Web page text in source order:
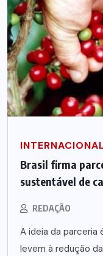
INTERNACIONAL
Brasil firma
sustentável de
REDAÇÃO
A ideia da parceria
levem à redução